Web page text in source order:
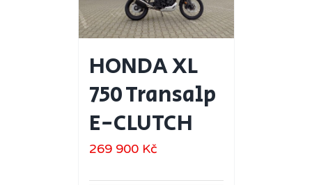
HONDA XL
750 Transalp
E-CLUTCH
269 900 Kč